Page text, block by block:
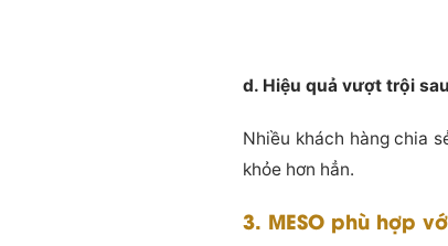
d. Hiệu quả vượt trội
Nhiều khách hàng chia
khỏe hơn hẳn.
3. MESO phù hợp